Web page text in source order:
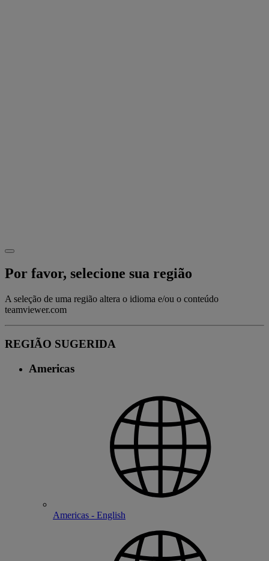
Por favor, selecione sua região
A seleção de uma região altera o idioma e/ou o conteúdo
teamviewer.com
REGIÃO SUGERIDA
Americas
Americas - English